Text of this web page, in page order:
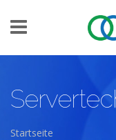
Startseite